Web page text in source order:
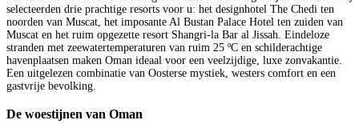
selecteerden drie prachtige resorts voor u: het designhotel The Chedi ten
noorden van Muscat, het imposante Al Bustan Palace Hotel ten zuiden van
Muscat en het ruim opgezette resort Shangri-la Bar al Jissah. Eindeloze
stranden met zeewatertemperaturen van ruim 25 ºC en schilderachtige
havenplaatsen maken Oman ideaal voor een veelzijdige, luxe zonvakantie.
Een uitgelezen combinatie van Oosterse mystiek, westers comfort en een
gastvrije bevolking.
De woestijnen van Oman